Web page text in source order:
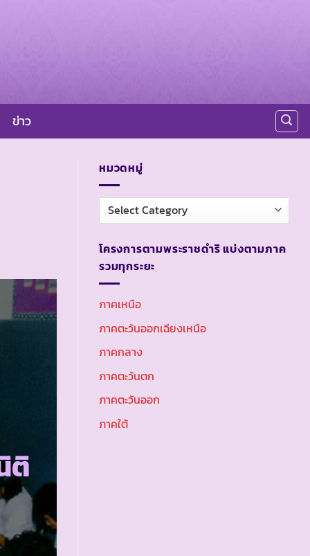
ข่าว
ติ
หมวดหมู่
หมวด
หมู่
โครงการตามพระราชดำริ แบ่งตามภาค
รวมทุกระยะ
ภาคเหนือ
ภาคตะวันออกเฉียงเหนือ
ภาคกลาง
ภาคตะวันตก
ภาคตะวันออก
ภาคใต้